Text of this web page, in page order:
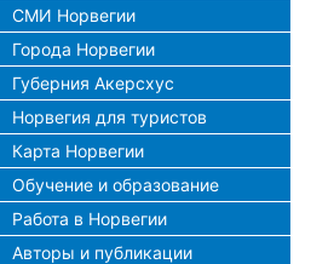
СМИ Норвегии
Города Норвегии
Губерния Акерсхус
Норвегия для туристов
Карта Норвегии
Обучение и образование
Работа в Норвегии
Авторы и публикации